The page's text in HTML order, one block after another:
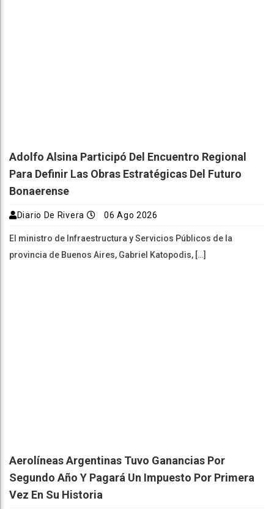
Adolfo Alsina Participó Del Encuentro Regional
Para Definir Las Obras Estratégicas Del Futuro
Bonaerense
Diario De Rivera 06 Ago 2026
El ministro de Infraestructura y Servicios Públicos de la
provincia de Buenos Aires, Gabriel Katopodis, […]
Aerolíneas Argentinas Tuvo Ganancias Por
Segundo Año Y Pagará Un Impuesto Por Primera
Vez En Su Historia